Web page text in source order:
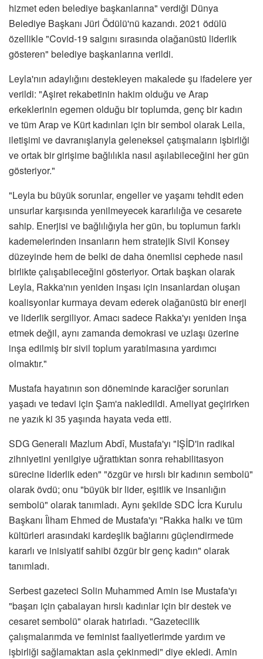
hizmet eden belediye başkanlarına" verdiği Dünya
Belediye Başkanı Jüri Ödülü'nü kazandı. 2021 ödülü
özellikle "Covid-19 salgını sırasında olağanüstü liderlik
gösteren" belediye başkanlarına verildi.
Leyla'nın adaylığını destekleyen makalede şu ifadelere yer
verildi: "Aşiret rekabetinin hakim olduğu ve Arap
erkeklerinin egemen olduğu bir toplumda, genç bir kadın
ve tüm Arap ve Kürt kadınları için bir sembol olarak Leila,
iletişimi ve davranışlarıyla geleneksel çatışmaların işbirliği
ve ortak bir girişime bağlılıkla nasıl aşılabileceğini her gün
gösteriyor."
"Leyla bu büyük sorunlar, engeller ve yaşamı tehdit eden
unsurlar karşısında yenilmeyecek kararlılığa ve cesarete
sahip. Enerjisi ve bağlılığıyla her gün, bu toplumun farklı
kademelerinden insanların hem stratejik Sivil Konsey
düzeyinde hem de belki de daha önemlisi cephede nasıl
birlikte çalışabileceğini gösteriyor. Ortak başkan olarak
Leyla, Rakka'nın yeniden inşası için insanlardan oluşan
koalisyonlar kurmaya devam ederek olağanüstü bir enerji
ve liderlik sergiliyor. Amacı sadece Rakka'yı yeniden inşa
etmek değil, aynı zamanda demokrasi ve uzlaşı üzerine
inşa edilmiş bir sivil toplum yaratılmasına yardımcı
olmaktır."
Mustafa hayatının son döneminde karaciğer sorunları
yaşadı ve tedavi için Şam'a nakledildi. Ameliyat geçirirken
ne yazık ki 35 yaşında hayata veda etti.
SDG Generali Mazlum Abdî, Mustafa'yı "IŞİD'in radikal
zihniyetini yenilgiye uğrattıktan sonra rehabilitasyon
sürecine liderlik eden" "özgür ve hırslı bir kadının sembolü"
olarak övdü; onu "büyük bir lider, eşitlik ve insanlığın
sembolü" olarak tanımladı. Aynı şekilde SDC İcra Kurulu
Başkanı Îlham Ehmed de Mustafa'yı "Rakka halkı ve tüm
kültürleri arasındaki kardeşlik bağlarını güçlendirmede
kararlı ve inisiyatif sahibi özgür bir genç kadın" olarak
tanımladı.
Serbest gazeteci Solin Muhammed Amin ise Mustafa'yı
"başarı için çabalayan hırslı kadınlar için bir destek ve
cesaret sembolü" olarak hatırladı. "Gazetecilik
çalışmalarımda ve feminist faaliyetlerimde yardım ve
işbirliği sağlamaktan asla çekinmedi" diye ekledi. Amin